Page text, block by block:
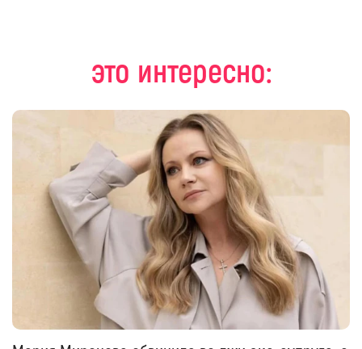
это интересно: